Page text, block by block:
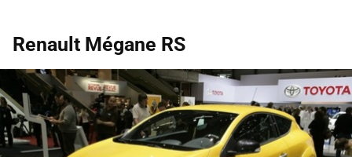
Renault Mégane RS